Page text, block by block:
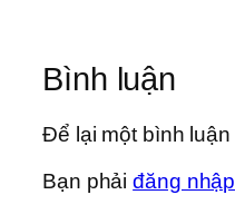
Bình luận
Để lại một bình luận
Bạn phảiđăng nhập